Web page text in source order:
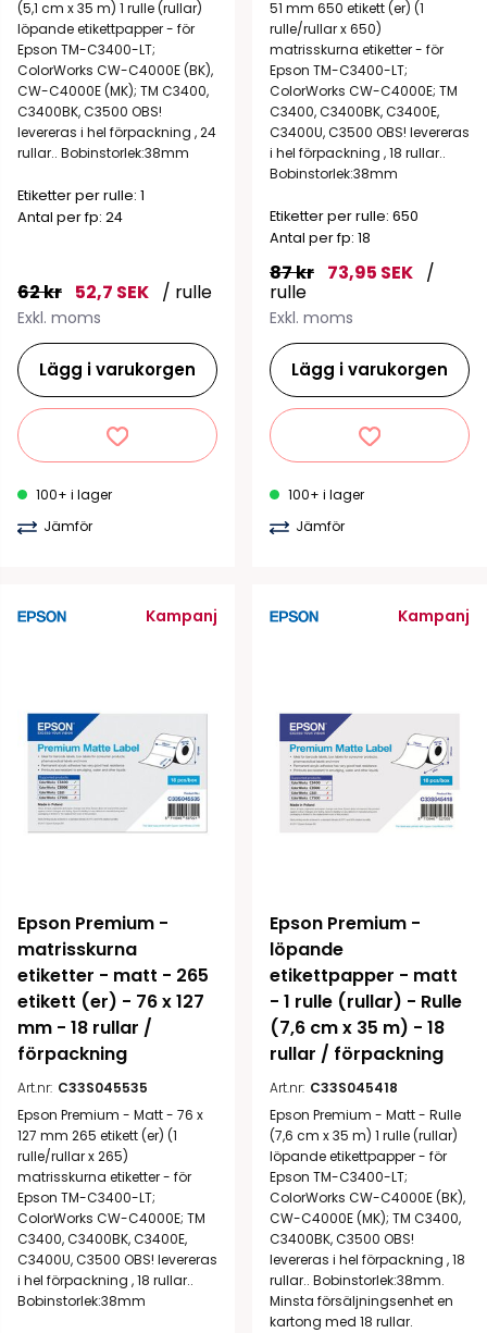
(5,1 cm x 35 m) 1 rulle (rullar)
löpande etikettpapper - för
Epson TM-C3400-LT;
ColorWorks CW-C4000E (BK),
CW-C4000E (MK); TM C3400,
C3400BK, C3500 OBS!
levereras i hel förpackning , 24
rullar.. Bobinstorlek:38mm
Etiketter per rulle: 1
Antal per fp: 24
62 kr 52,7 SEK / rulle
Exkl. moms
Lägg i varukorgen
100+ i lager
Jämför
51 mm 650 etikett (er) (1
rulle/rullar x 650)
matrisskurna etiketter - för
Epson TM-C3400-LT;
ColorWorks CW-C4000E; TM
C3400, C3400BK, C3400E,
C3400U, C3500 OBS! levereras
i hel förpackning , 18 rullar..
Bobinstorlek:38mm
Etiketter per rulle: 650
Antal per fp: 18
87 kr 73,95 SEK /
rulle
Exkl. moms
Lägg i varukorgen
100+ i lager
Jämför
Kampanj
Epson Premium -
matrisskurna
etiketter - matt - 265
etikett (er) - 76 x 127
mm - 18 rullar /
förpackning
Art.nr: C33S045535
Epson Premium - Matt - 76 x
127 mm 265 etikett (er) (1
rulle/rullar x 265)
matrisskurna etiketter - för
Epson TM-C3400-LT;
ColorWorks CW-C4000E; TM
C3400, C3400BK, C3400E,
C3400U, C3500 OBS! levereras
i hel förpackning , 18 rullar..
Bobinstorlek:38mm
Kampanj
Epson Premium -
löpande
etikettpapper - matt
- 1 rulle (rullar) - Rulle
(7,6 cm x 35 m) - 18
rullar / förpackning
Art.nr: C33S045418
Epson Premium - Matt - Rulle
(7,6 cm x 35 m) 1 rulle (rullar)
löpande etikettpapper - för
Epson TM-C3400-LT;
ColorWorks CW-C4000E (BK),
CW-C4000E (MK); TM C3400,
C3400BK, C3500 OBS!
levereras i hel förpackning , 18
rullar.. Bobinstorlek:38mm.
Minsta försäljningsenhet en
kartong med 18 rullar.